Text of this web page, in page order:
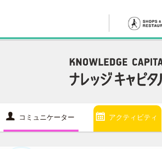
コミュニケーター アクティビティ